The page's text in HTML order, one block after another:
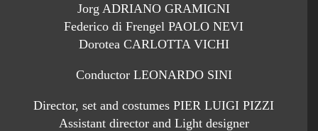
Jorg ADRIANO GRAMIGNI
Federico di Frengel PAOLO NEVI
Dorotea CARLOTTA VICHI
Conductor LEONARDO SINI
Director, set and costumes PIER LUIGI PIZZI
Assistant director and Light designer